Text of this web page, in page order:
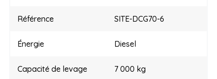
Référence SITE-DCG70-6
Énergie Diesel
Capacité de levage 7 000 kg